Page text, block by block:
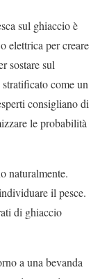
sul ghiaccio è
elettrica per creare
sostare sul
come un
consigliano di
le probabilità
naturalmente.
il pesce.
di ghiaccio
a una bevanda